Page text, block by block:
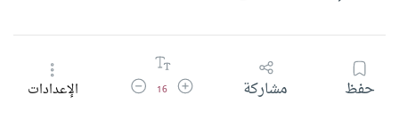
حفظ مشاركة زيادة حجم الخط
16 تقليل حجم الخطالإعدادات